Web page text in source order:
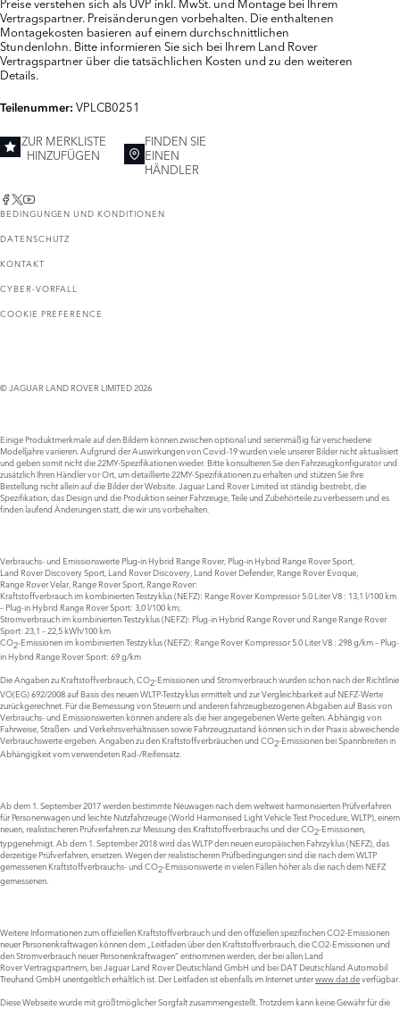
Vertragspartner. Preisänderungen vorbehalten. Die enthaltenen
Montagekosten basieren auf einem durchschnittlichen
Stundenlohn. Bitte informieren Sie sich bei Ihrem Land Rover
Vertragspartner über die tatsächlichen Kosten und zu den weiteren
Details.
Teilenummer: VPLCB0251
ZUR MERKLISTE
HINZUFÜGEN
FINDEN SIE
EINEN
HÄNDLER
BEDINGUNGEN UND KONDITIONEN
DATENSCHUTZ
KONTAKT
CYBER-VORFALL
COOKIE PREFERENCE
© JAGUAR LAND ROVER LIMITED 2026
Einige Produktmerkmale auf den Bildern können zwischen optional und serienmäßig für verschiedene
Modelljahre variieren. Aufgrund der Auswirkungen von Covid-19 wurden viele unserer Bilder nicht aktualisiert
und geben somit nicht die 22MY-Spezifikationen wieder. Bitte konsultieren Sie den Fahrzeugkonfigurator und
zusätzlich Ihren Händler vor Ort, um detaillierte 22MY-Spezifikationen zu erhalten und stützen Sie Ihre
Bestellung nicht allein auf die Bilder der Website. Jaguar Land Rover Limited ist ständig bestrebt, die
Spezifikation, das Design und die Produktion seiner Fahrzeuge, Teile und Zubehörteile zu verbessern und es
finden laufend Änderungen statt, die wir uns vorbehalten.
Verbrauchs- und Emissionswerte Plug‑in Hybrid Range Rover, Plug‑in Hybrid Range Rover Sport,
Land Rover Discovery Sport, Land Rover Discovery, Land Rover Defender, Range Rover Evoque,
Range Rover Velar, Range Rover Sport, Range Rover:
Kraftstoffverbrauch im kombinierten Testzyklus (NEFZ): Range Rover Kompressor 5.0 Liter V8 : 13,1 l/100 km
– Plug-in Hybrid Range Rover Sport: 3,0 l/100 km;
Stromverbrauch im kombinierten Testzyklus (NEFZ): Plug-in Hybrid Range Rover und Range Range Rover
Sport: 23,1 – 22,5 kWh/100 km
CO2-Emissionen im kombinierten Testzyklus (NEFZ): Range Rover Kompressor 5.0 Liter V8 : 298 g/km – Plug-
in Hybrid Range Rover Sport: 69 g/km
Die Angaben zu Kraftstoffverbrauch, CO2-Emissionen und Stromverbrauch wurden schon nach der Richtlinie
VO(EG) 692/2008 auf Basis des neuen WLTP-Testzyklus ermittelt und zur Vergleichbarkeit auf NEFZ-Werte
zurückgerechnet. Für die Bemessung von Steuern und anderen fahrzeugbezogenen Abgaben auf Basis von
Verbrauchs- und Emissionswerten können andere als die hier angegebenen Werte gelten. Abhängig von
Fahrweise, Straßen- und Verkehrsverhältnissen sowie Fahrzeugzustand können sich in der Praxis abweichende
Verbrauchswerte ergeben. Angaben zu den Kraftstoffverbräuchen und CO2-Emissionen bei Spannbreiten in
Abhängigkeit vom verwendeten Rad-/Reifensatz.
Ab dem 1. September 2017 werden bestimmte Neuwagen nach dem weltweit harmonisierten Prüfverfahren
für Personenwagen und leichte Nutzfahrzeuge (World Harmonised Light Vehicle Test Procedure, WLTP), einem
neuen, realistischeren Prüfverfahren zur Messung des Kraftstoffverbrauchs und der CO2-Emissionen,
typgenehmigt. Ab dem 1. September 2018 wird das WLTP den neuen europäischen Fahrzyklus (NEFZ), das
derzeitige Prüfverfahren, ersetzen. Wegen der realistischeren Prüfbedingungen sind die nach dem WLTP
gemessenen Kraftstoffverbrauchs- und CO2-Emissionswerte in vielen Fällen höher als die nach dem NEFZ
gemessenen.
Weitere Informationen zum offiziellen Kraftstoffverbrauch und den offiziellen spezifischen CO2-Emissionen
neuer Personenkraftwagen können dem „Leitfaden über den Kraftstoffverbrauch, die CO2-Emissionen und
den Stromverbrauch neuer Personenkraftwagen“ entnommen werden, der bei allen Land
Rover Vertragspartnern, bei Jaguar Land Rover Deutschland GmbH und bei DAT Deutschland Automobil
Treuhand GmbH unentgeltlich erhältlich ist. Der Leitfaden ist ebenfalls im Internet unterwww.dat.deverfügbar.
Diese Webseite wurde mit größtmöglicher Sorgfalt zusammengestellt. Trotzdem kann keine Gewähr für die